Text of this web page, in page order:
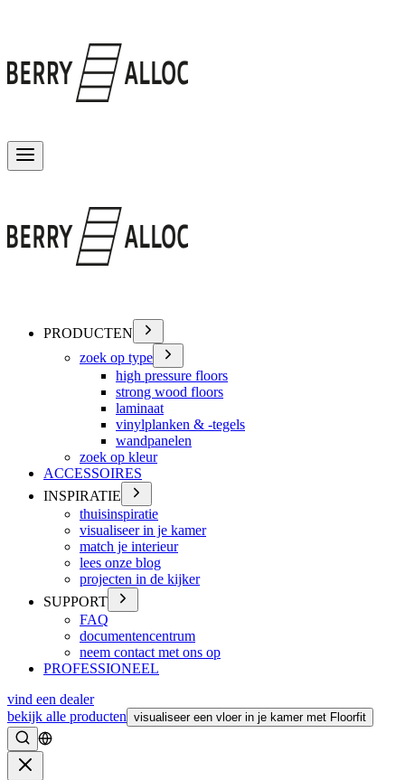
PRODUCTEN
zoek op type
high pressure floors
strong wood floors
laminaat
vinylplanken & -tegels
wandpanelen
zoek op kleur
ACCESSOIRES
INSPIRATIE
thuisinspiratie
visualiseer in je kamer
match je interieur
lees onze blog
projecten in de kijker
SUPPORT
FAQ
documentencentrum
neem contact met ons op
PROFESSIONEEL
vind een dealer
bekijk alle producten visualiseer een vloer in je kamer met Floorfit
Zoeken